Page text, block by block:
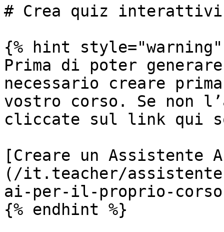
# Crea quiz interattivi
{% hint style="warning"
Prima di poter
necessario creare
vostro corso. Se non
cliccate sul link qui
[Creare un
(/it.teacher/
ai-per-il-proprio-
{% endhint %}